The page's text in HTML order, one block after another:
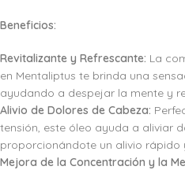
Beneficios:
Revitalizante y Refrescante: La
en Mentaliptus te brinda una
ayudando a despejar la mente y
Alivio de Dolores de Cabeza:
tensión, este óleo ayuda a aliviar
proporcionándote un alivio rápido
Mejora de la Concentración y la